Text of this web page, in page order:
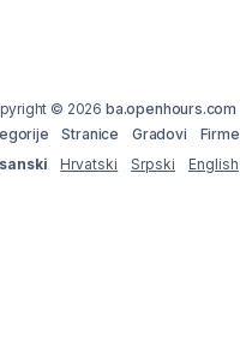
© 2026 ba.openhours.com
Stranice Gradovi
Firme
Hrvatski Srpski English